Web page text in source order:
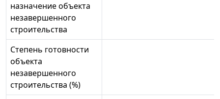
назначение объекта
незавершенного
строительства
Степень готовности
объекта
незавершенного
строительства (%)